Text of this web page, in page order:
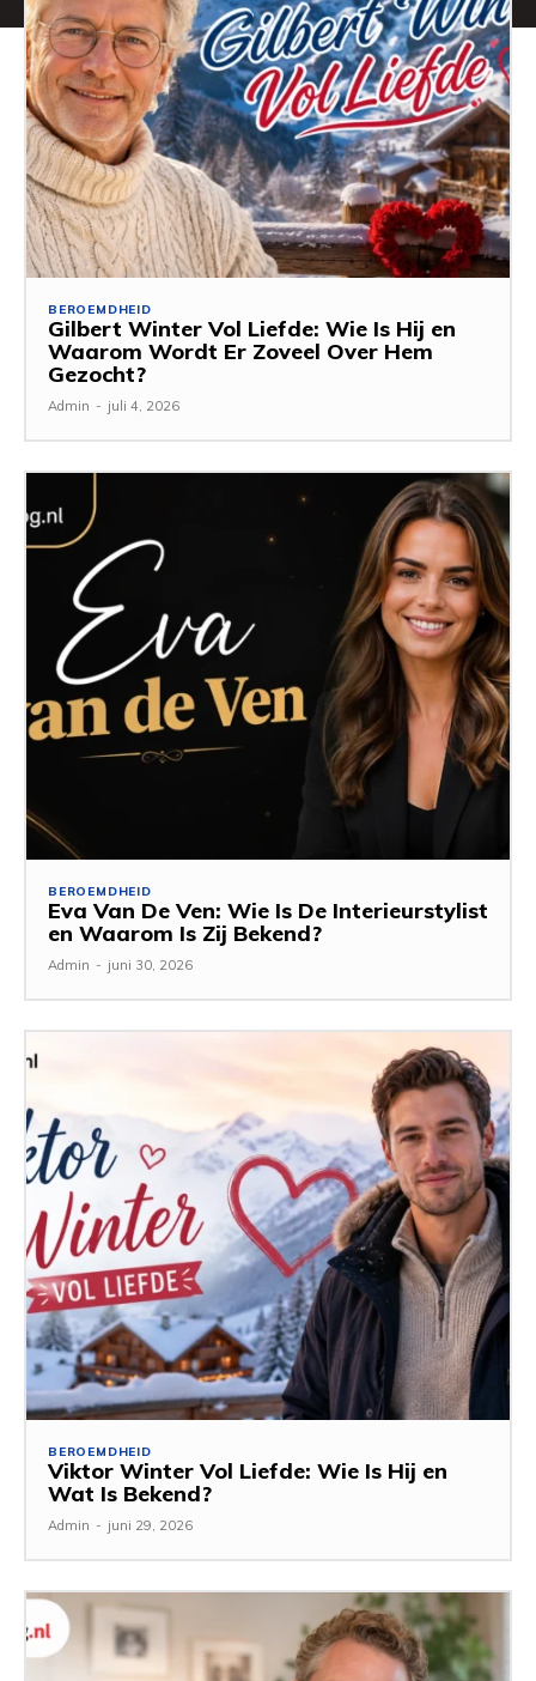
BEROEMDHEID
Gilbert Winter Vol Liefde: Wie Is Hij en
Waarom Wordt Er Zoveel Over Hem
Gezocht?
Admin - juli 4, 2026
BEROEMDHEID
Eva Van De Ven: Wie Is De Interieurstylist
en Waarom Is Zij Bekend?
Admin - juni 30, 2026
BEROEMDHEID
Viktor Winter Vol Liefde: Wie Is Hij en
Wat Is Bekend?
Admin - juni 29, 2026